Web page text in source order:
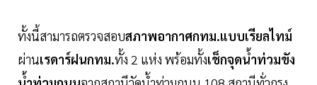
ทั้งนี้สามารถตรวจสอบสภาพอากาศกทม.แบบเรียลไทม์
ผ่านเรดาร์ฝนกทม.ทั้ง 2 แห่ง พร้อมทั้งเช็กจุดน้ำท่วมขัง